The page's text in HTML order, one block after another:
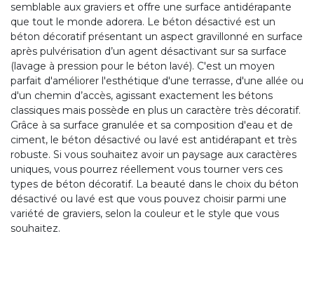
semblable aux graviers et offre une surface antidérapante
que tout le monde adorera. Le béton désactivé est un
béton décoratif présentant un aspect gravillonné en surface
après pulvérisation d’un agent désactivant sur sa surface
(lavage à pression pour le béton lavé). C'est un moyen
parfait d'améliorer l'esthétique d'une terrasse, d'une allée ou
d'un chemin d’accès, agissant exactement les bétons
classiques mais possède en plus un caractère très décoratif.
Grâce à sa surface granulée et sa composition d'eau et de
ciment, le béton désactivé ou lavé est antidérapant et très
robuste. Si vous souhaitez avoir un paysage aux caractères
uniques, vous pourrez réellement vous tourner vers ces
types de béton décoratif. La beauté dans le choix du béton
désactivé ou lavé est que vous pouvez choisir parmi une
variété de graviers, selon la couleur et le style que vous
souhaitez.